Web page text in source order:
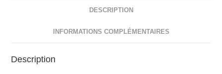
DESCRIPTION
INFORMATIONS COMPLÉMENTAIRES
Description